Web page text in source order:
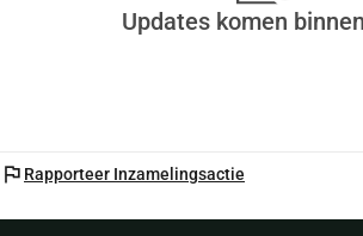
Updates komen
flag Rapporteer Inzamelingsactie